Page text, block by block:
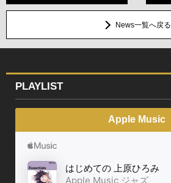
News一覧へ戻る
PLAYLIST
Apple Music